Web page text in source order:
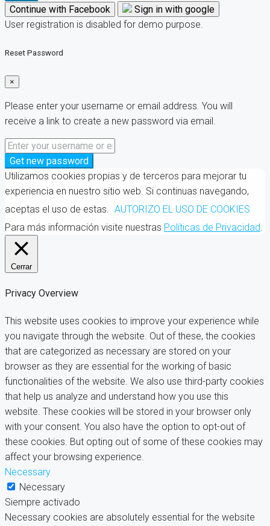
Continue with Facebook
Sign in with google
User registration is disabled for demo purpose.
Reset Password
×
Please enter your username or email address. You will
receive a link to create a new password via email.
Get new password
Utilizamos cookies propias y de terceros para mejorar tu
experiencia en nuestro sitio web. Si continuas navegando,
aceptas el uso de estas. AUTORIZO EL USO DE COOKIES
Para más información visite nuestras Políticas de Privacidad.
Cerrar
Privacy Overview
This website uses cookies to improve your experience while
you navigate through the website. Out of these, the cookies
that are categorized as necessary are stored on your
browser as they are essential for the working of basic
functionalities of the website. We also use third-party cookies
that help us analyze and understand how you use this
website. These cookies will be stored in your browser only
with your consent. You also have the option to opt-out of
these cookies. But opting out of some of these cookies may
affect your browsing experience.
Necessary
Necessary
Siempre activado
Necessary cookies are absolutely essential for the website